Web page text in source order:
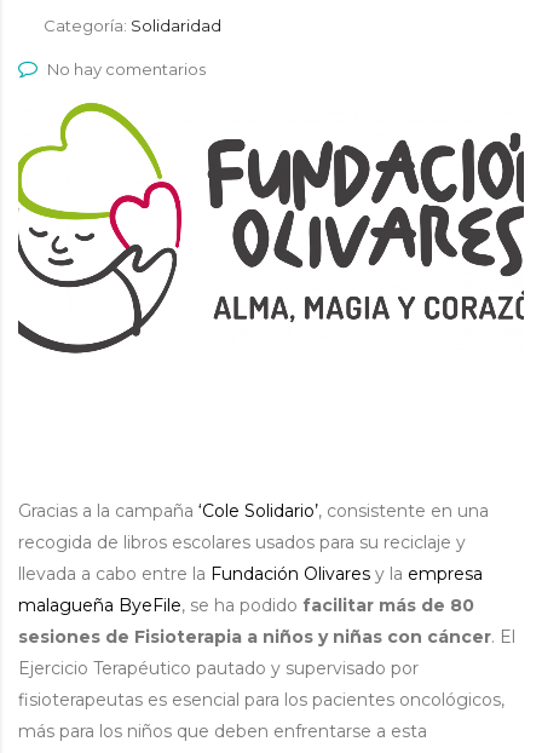
Categoría: Solidaridad
No hay comentarios
Gracias a la campaña ‘Cole Solidario’, consistente en una
recogida de libros escolares usados para su reciclaje y
llevada a cabo entre la Fundación Olivares y la empresa
malagueña ByeFile, se ha podido facilitar más de 80
sesiones de Fisioterapia a niños y niñas con cáncer. El
Ejercicio Terapéutico pautado y supervisado por
fisioterapeutas es esencial para los pacientes oncológicos,
más para los niños que deben enfrentarse a esta